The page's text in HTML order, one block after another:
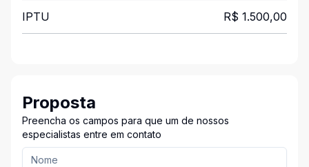
IPTU R$ 1.500,00
Proposta
Preencha os campos para que um de nossos
especialistas entre em contato